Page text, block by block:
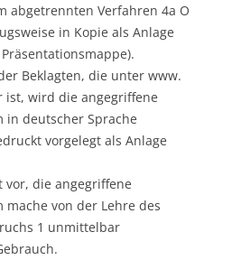
abgetrennten Verfahren 4a O
in Kopie als Anlage
Beklagten, die unter www.
wird die angegriffene
in deutscher Sprache
vorgelegt als Anlage
vor, die angegriffene
von der Lehre des
1 unmittelbar